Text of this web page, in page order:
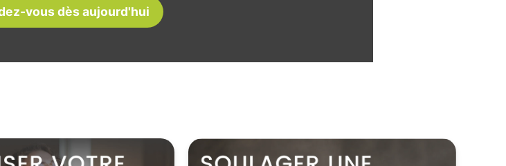
vous dès aujourd'hui